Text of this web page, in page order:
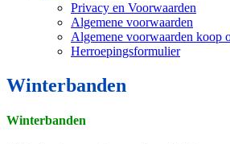
Privacy en Voorwaarden
Algemene voorwaarden
Algemene voorwaarden koop
Herroepingsformulier
Winterbanden
Winterbanden